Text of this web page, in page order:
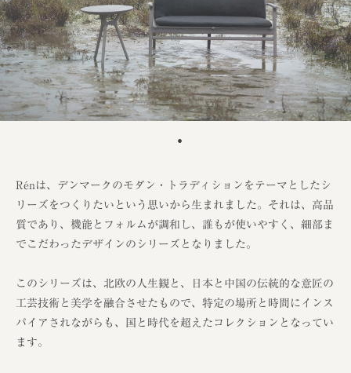
Rénは、デンマークのモダン・トラディションをテーマとしたシ
リーズをつくりたいという思いから生まれました。それは、高品
質であり、機能とフォルムが調和し、誰もが使いやすく、細部ま
でこだわったデザインのシリーズとなりました。
このシリーズは、北欧の人生観と、日本と中国の伝統的な意匠の
工芸技術と美学を融合させたもので、特定の場所と時間にインス
パイアされながらも、国と時代を超えたコレクションとなってい
ます。